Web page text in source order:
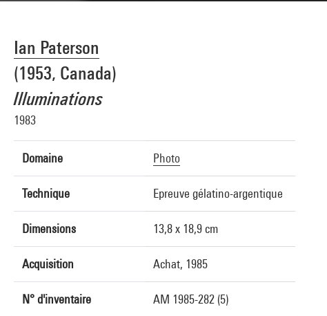
Ian Paterson
(1953, Canada)
Illuminations
1983
Domaine Photo
Technique Epreuve gélatino-argentique
Dimensions 13,8 x 18,9 cm
Acquisition Achat, 1985
N° d'inventaire AM 1985-282 (5)